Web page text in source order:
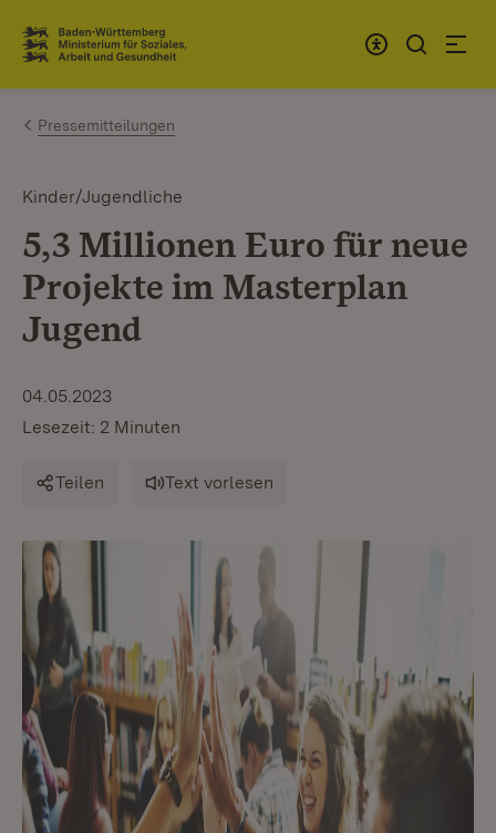
Zum Inhalt springen
Link zur Startseite
Pressemitteilungen
Kinder/Jugendliche
5,3 Millionen Euro für neue
Projekte im Masterplan
Jugend
04.05.2023
Lesezeit: 2 Minuten
Teilen Text vorlesen